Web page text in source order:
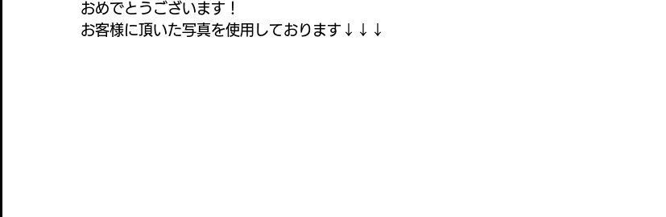
おめでとうございます！
お客様に頂いた写真を使用しております↓↓↓